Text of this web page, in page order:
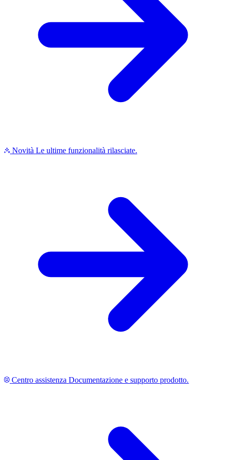
Novità Le ultime funzionalità rilasciate.
Centro assistenza Documentazione e supporto prodotto.